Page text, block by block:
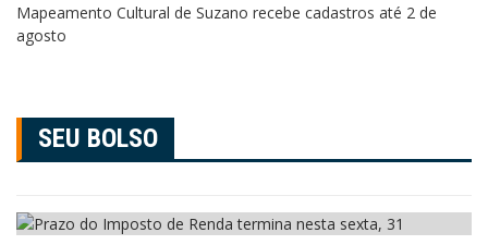
Mapeamento Cultural de Suzano recebe cadastros até 2 de
agosto
SEU BOLSO